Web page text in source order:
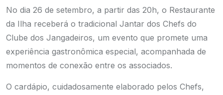
No dia 26 de setembro, a partir das 20h, o Restaurante
da Ilha receberá o tradicional Jantar dos Chefs do
Clube dos Jangadeiros, um evento que promete uma
experiência gastronômica especial, acompanhada de
momentos de conexão entre os associados.
O cardápio, cuidadosamente elaborado pelos Chefs,